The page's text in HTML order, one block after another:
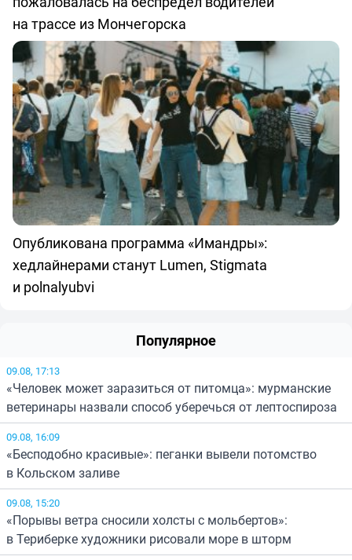
на трассе из Мончегорска
Опубликована программа «Имандры»:
хедлайнерами станут Lumen, Stigmata
и polnalyubvi
Популярное
09.08, 17:13
«Человек может заразиться от питомца»: мурманские
ветеринары назвали способ уберечься от лептоспироза
09.08, 16:09
«Бесподобно красивые»: пеганки вывели потомство
в Кольском заливе
09.08, 15:20
«Порывы ветра сносили холсты с мольбертов»:
в Териберке художники рисовали море в шторм